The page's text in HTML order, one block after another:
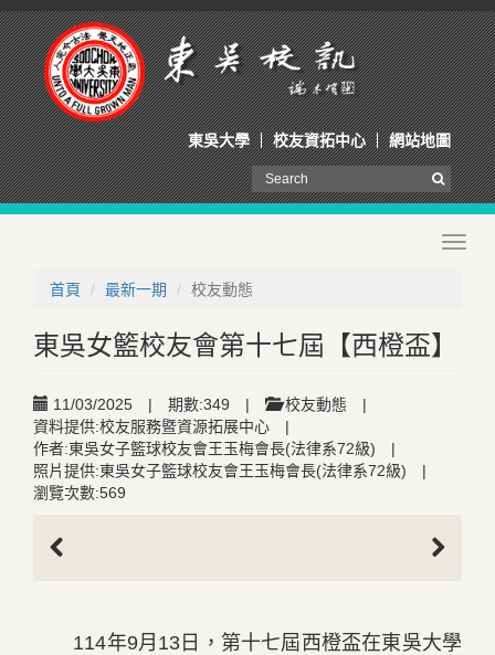
東吳大學 校友資拓中心 網站地圖
首頁
最新一期 校友動態
東吳女籃校友會第十七屆【西橙盃】
11/03/2025 | 期數:349 | 校友動態
|
資料提供:校友服務暨資源拓展中心
|
作者:東吳女子籃球校友會王玉梅會長(法律系72級)
|
照片提供:東吳女子籃球校友會王玉梅會長(法律系72級)
|
瀏覽次數:569
114年9月13日，第十七屆西橙盃在東吳大學